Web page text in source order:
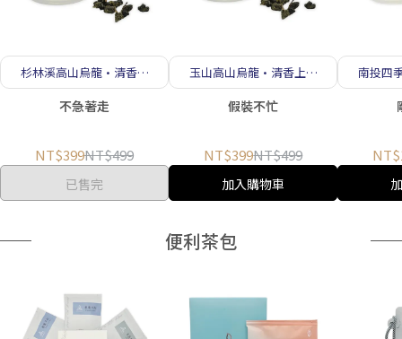
杉林溪高山烏龍·清香花
韻 柔甜溫潤
不急著走
NT$399NT$499
已售完
玉山高山烏龍·清香上揚
飽滿回甘
假裝不忙
NT$399NT$499
加入購物車
南投四
便利茶包